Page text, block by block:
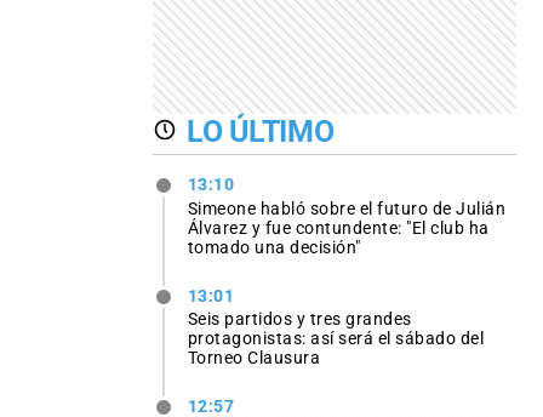
LO ÚLTIMO
13:10
Simeone habló sobre el futuro de Julián
Álvarez y fue contundente: "El club ha
tomado una decisión"
13:01
Seis partidos y tres grandes
protagonistas: así será el sábado del
Torneo Clausura
12:57